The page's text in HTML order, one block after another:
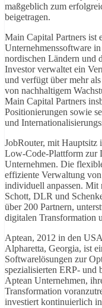
maßgeblich zum
beigetragen.
Main Capital Partners ist
Unternehmenssoftware
nordischen Ländern und
Investor verwaltet ein
und verfügt über mehr
von nachhaltigem
Main Capital Partners
Positionierungen sowie
und
JobRouter, mit Hauptsitz
Low-Code-Plattform zur
Unternehmen. Die
effiziente Verwaltung
individuell anpassen. Mit
Schott, DLR und
über 200 Partnern,
digitalen Transformation
Aptean, 2012 in den
Alpharetta, Georgia, ist
Softwarelösungen zur
spezialisierten ERP- und
Aptean Unternehmen,
Transformation
investiert kontinuierlich